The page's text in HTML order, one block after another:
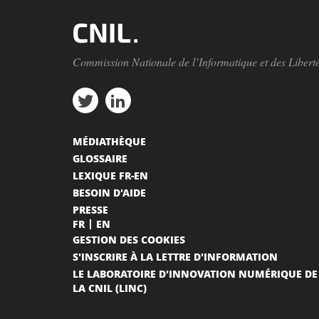
Commission Nationale de l’Informatique et des
MÉDIATHÈQUE
GLOSSAIRE
LEXIQUE FR-EN
BESOIN D'AIDE
PRESSE
FR
EN
GESTION DES COOKIES
S'INSCRIRE À LA LETTRE D'INFORMATION
LE LABORATOIRE D'INNOVATION NUMÉRIQUE DE
LA CNIL (LINC)